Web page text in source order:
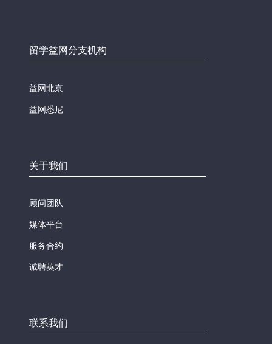
留学益网分支机构
益网北京
益网悉尼
关于我们
顾问团队
媒体平台
服务合约
诚聘英才
联系我们